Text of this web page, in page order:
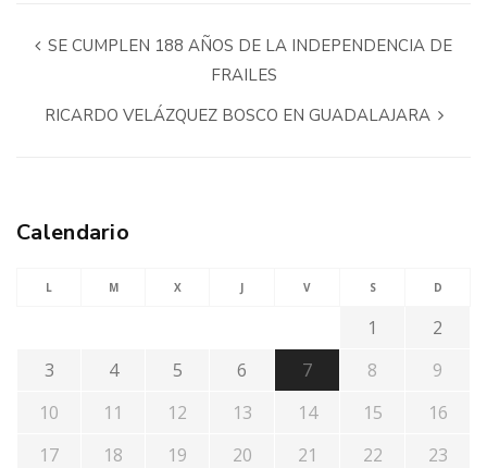
SE CUMPLEN 188 AÑOS DE LA INDEPENDENCIA DE
FRAILES
RICARDO VELÁZQUEZ BOSCO EN GUADALAJARA
Calendario
L M X J V S D
1
2
3
4 5 6 7 8
9
10
11 12 13 14 15
16
17
18 19 20 21 22
23